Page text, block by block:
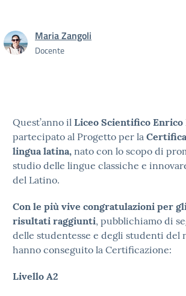
Maria Zangoli
Docente
Quest’anno il Liceo Scientifico Enrico
partecipato al Progetto per la
lingua latina, nato con lo scopo di
studio delle lingue classiche e
del Latino.
Con le più vive congratulazioni per
risultati raggiunti, pubblichiamo di
delle studentesse e degli studenti del
hanno conseguito la Certificazione:
Livello A2